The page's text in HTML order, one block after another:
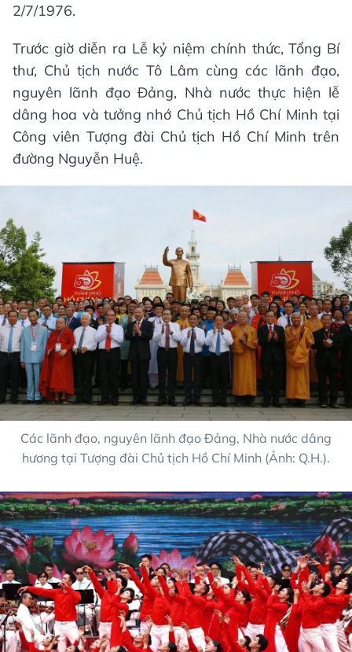
2/7/1976.
Trước giờ diễn ra Lễ kỷ niệm chính thức, Tổng Bí
thư, Chủ tịch nước Tô Lâm cùng các lãnh đạo,
nguyên lãnh đạo Đảng, Nhà nước thực hiện lễ
dâng hoa và tưởng nhớ Chủ tịch Hồ Chí Minh tại
Công viên Tượng đài Chủ tịch Hồ Chí Minh trên
đường Nguyễn Huệ.
Các lãnh đạo, nguyên lãnh đạo Đảng, Nhà nước dâng
hương tại Tượng đài Chủ tịch Hồ Chí Minh (Ảnh: Q.H.).